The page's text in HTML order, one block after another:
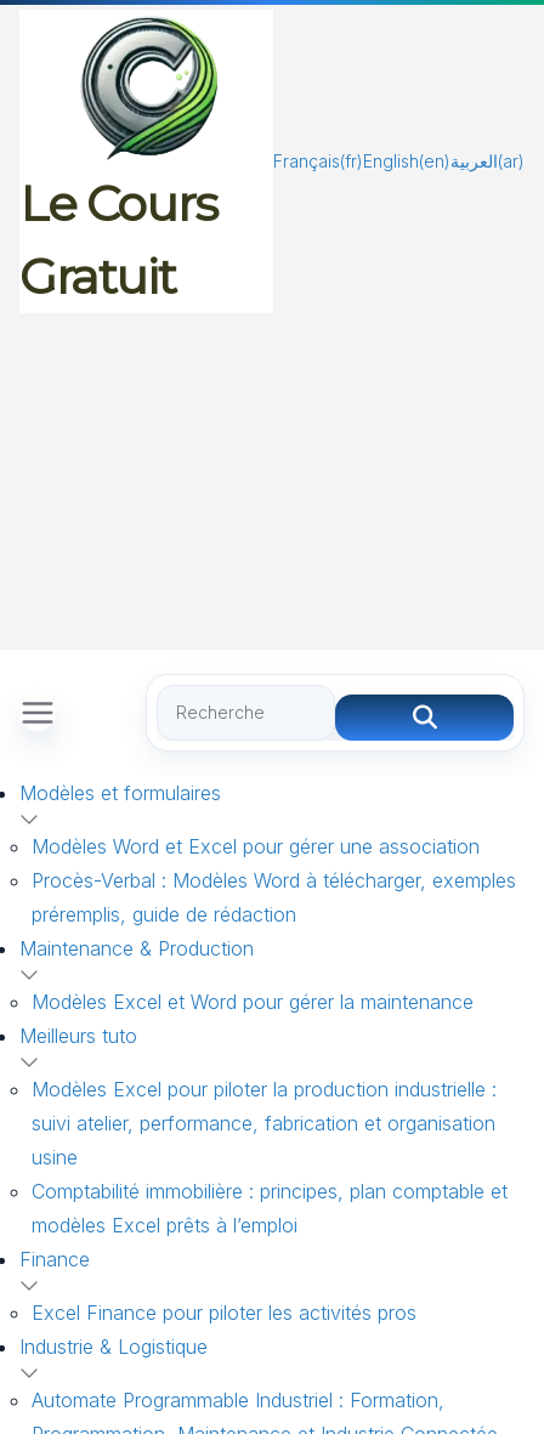
Le Cours
Gratuit
Français(fr)English(en)العربية(ar)
Modèles et formulaires
Modèles Word et Excel pour gérer une association
Procès-Verbal : Modèles Word à télécharger, exemples
préremplis, guide de rédaction
Maintenance & Production
Modèles Excel et Word pour gérer la maintenance
Meilleurs tuto
Modèles Excel pour piloter la production industrielle :
suivi atelier, performance, fabrication et organisation
usine
Comptabilité immobilière : principes, plan comptable et
modèles Excel prêts à l’emploi
Finance
Excel Finance pour piloter les activités pros
Industrie & Logistique
Automate Programmable Industriel : Formation,